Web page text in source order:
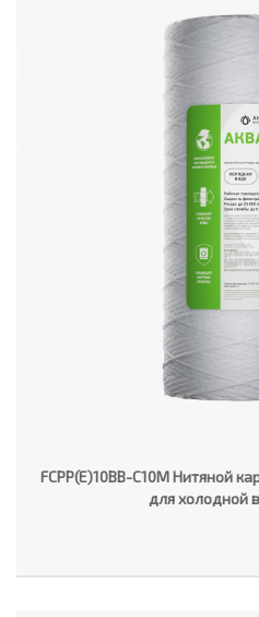
FCPP(E)10BB-C10M Нитяной
для холодной